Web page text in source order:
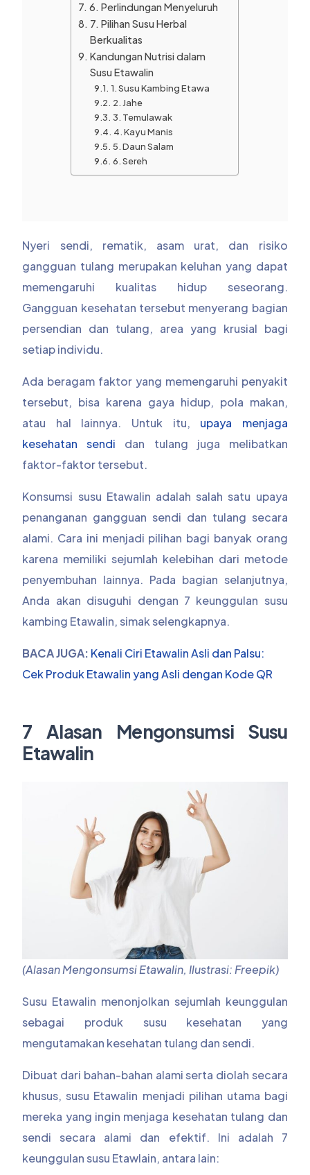
6. Perlindungan Menyeluruh
7. Pilihan Susu Herbal
Berkualitas
Kandungan Nutrisi dalam
Susu Etawalin
1. Susu Kambing Etawa
2. Jahe
3. Temulawak
4. Kayu Manis
5. Daun Salam
6. Sereh
Nyeri sendi, rematik, asam urat, dan risiko
gangguan tulang merupakan keluhan yang dapat
memengaruhi kualitas hidup seseorang.
Gangguan kesehatan tersebut menyerang bagian
persendian dan tulang, area yang krusial bagi
setiap individu.
Ada beragam faktor yang memengaruhi penyakit
tersebut, bisa karena gaya hidup, pola makan,
atau hal lainnya. Untuk itu, upaya menjaga
kesehatan sendi dan tulang juga melibatkan
faktor-faktor tersebut.
Konsumsi susu Etawalin adalah salah satu upaya
penanganan gangguan sendi dan tulang secara
alami. Cara ini menjadi pilihan bagi banyak orang
karena memiliki sejumlah kelebihan dari metode
penyembuhan lainnya. Pada bagian selanjutnya,
Anda akan disuguhi dengan 7 keunggulan susu
kambing Etawalin, simak selengkapnya.
BACA JUGA: Kenali Ciri Etawalin Asli dan Palsu:
Cek Produk Etawalin yang Asli dengan Kode QR
7 Alasan Mengonsumsi Susu
Etawalin
(Alasan Mengonsumsi Etawalin, Ilustrasi: Freepik)
Susu Etawalin menonjolkan sejumlah keunggulan
sebagai produk susu kesehatan yang
mengutamakan kesehatan tulang dan sendi.
Dibuat dari bahan-bahan alami serta diolah secara
khusus, susu Etawalin menjadi pilihan utama bagi
mereka yang ingin menjaga kesehatan tulang dan
sendi secara alami dan efektif. Ini adalah 7
keunggulan susu Etawlain, antara lain: